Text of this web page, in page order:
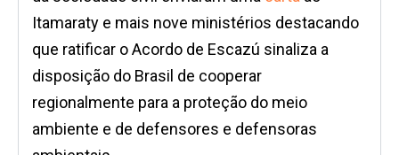
Itamaraty e mais nove ministérios destacando
que ratificar o Acordo de Escazú sinaliza a
disposição do Brasil de cooperar
regionalmente para a proteção do meio
ambiente e de defensores e defensoras